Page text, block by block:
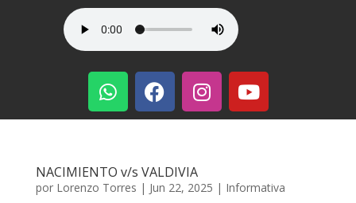
NACIMIENTO v/s VALDIVIA
por Lorenzo Torres | Jun 22, 2025 | Informativa